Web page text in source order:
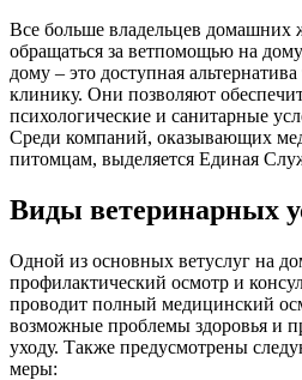
Все больше владельцев
обращаться за ветпомощью на
дому – это доступная
клинику. Они позволяют
психологические и санитарные
Среди компаний, оказывающих
питомцам, выделяется Единая
Виды ветеринарных
Одной из основных ветуслуг на
профилактический осмотр и
проводит полный медицинский
возможные проблемы здоровья и
уходу. Также предусмотрены
меры: